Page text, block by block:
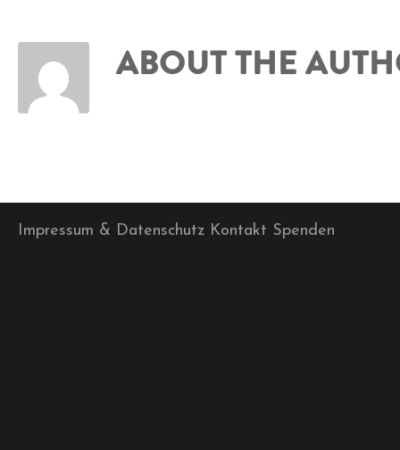
ABOUT THE
Impressum & Datenschutz Kontakt Spenden